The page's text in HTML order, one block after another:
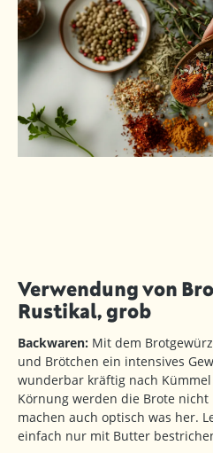
Verwendung von
Rustikal, grob
Backwaren: Mit dem
und Brötchen ein intensives
wunderbar kräftig nach
Körnung werden die Brote
machen auch optisch was her.
einfach nur mit Butter